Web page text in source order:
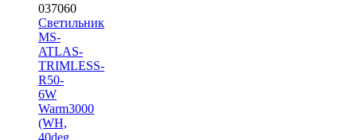
037060
Светильник
MS-
ATLAS-
TRIMLESS-
R50-
6W
Warm3000
(WH,
40deg,